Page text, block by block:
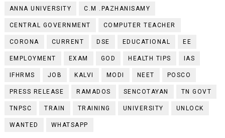
ANNA UNIVERSITY C.M .PAZHANISAMY
CENTRAL GOVERNMENT COMPUTER TEACHER
CORONA CURRENT DSE EDUCATIONAL EE
EMPLOYMENT EXAM GOD HEALTH TIPS IAS
IFHRMS JOB KALVI MODI NEET POSCO
PRESS RELEASE RAMADOS SENCOTAYAN TN GOVT
TNPSC TRAIN TRAINING UNIVERSITY UNLOCK
WANTED WHATSAPP